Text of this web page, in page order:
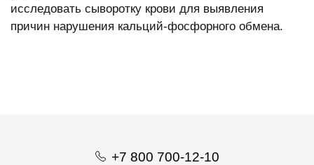
исследовать сыворотку крови для выявления
причин нарушения кальций-фосфорного обмена.
+7 800 700-12-10